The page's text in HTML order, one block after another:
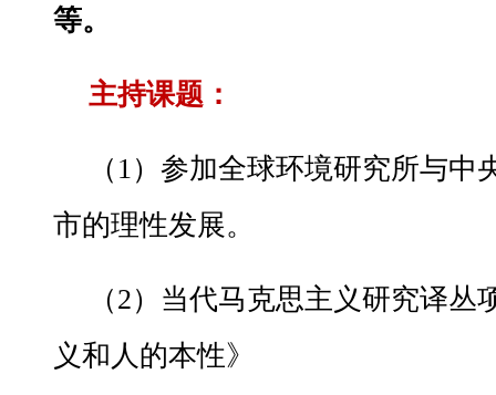
等。
主持课题：
（1）参加全球环境研究所与
市的理性发展。
（2）当代马克思主义研究译
义和人的本性》